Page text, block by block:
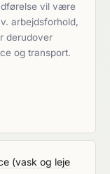
vil være
arbejdsforhold,
derudover
og transport.
(vask og leje